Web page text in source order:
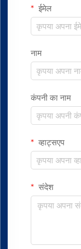
ईमेल
नाम
कंपनी का नाम
व्हाट्सएप
संदेश